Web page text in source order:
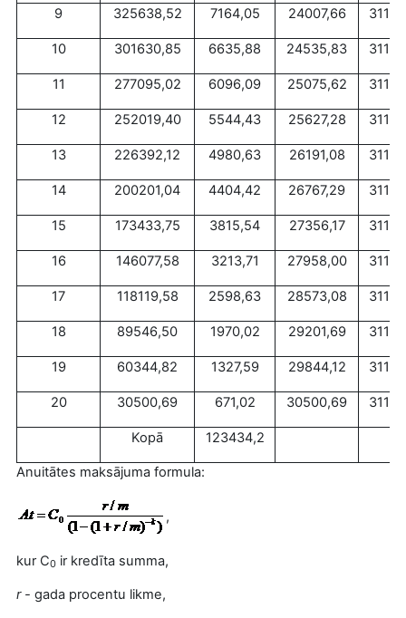
9 325638,52 7164,05 24007,66
10 301630,85 6635,88 24535,83
11 277095,02 6096,09 25075,62
12 252019,40 5544,43 25627,28
13 226392,12 4980,63 26191,08
14 200201,04 4404,42 26767,29
15 173433,75 3815,54 27356,17
16 146077,58 3213,71 27958,00
17 118119,58 2598,63 28573,08
18 89546,50 1970,02 29201,69
19 60344,82 1327,59 29844,12
20 30500,69 671,02 30500,69
Kopā 123434,2
Anuitātes maksājuma formula:
,
kur C0 ir kredīta summa,
r - gada procentu likme,